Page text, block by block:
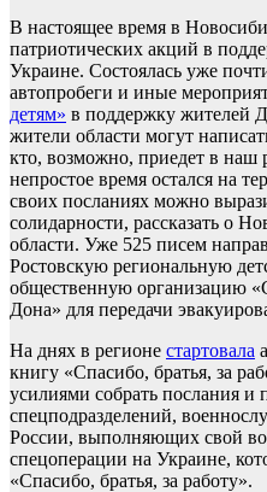
В настоящее время в
патриотических акций в
Украине. Состоялась уже
автопробеги и иные
детям» в поддержку жителей
жители области могут
кто, возможно, приедет в наш
непростое время остался на
своих посланиях можно
солидарности, рассказать о
области. Уже 525 писем
Ростовскую региональную
общественную организацию
Дона» для передачи
На днях в регионе стартовала
книгу «Спасибо, братья, за
усилиями собрать послания и
спецподразделений,
России, выполняющих свой
спецоперации на Украине,
«Спасибо, братья, за работу».